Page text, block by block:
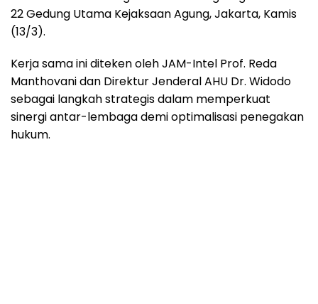
22 Gedung Utama Kejaksaan Agung, Jakarta, Kamis
(13/3).
Kerja sama ini diteken oleh JAM-Intel Prof. Reda
Manthovani dan Direktur Jenderal AHU Dr. Widodo
sebagai langkah strategis dalam memperkuat
sinergi antar-lembaga demi optimalisasi penegakan
hukum.